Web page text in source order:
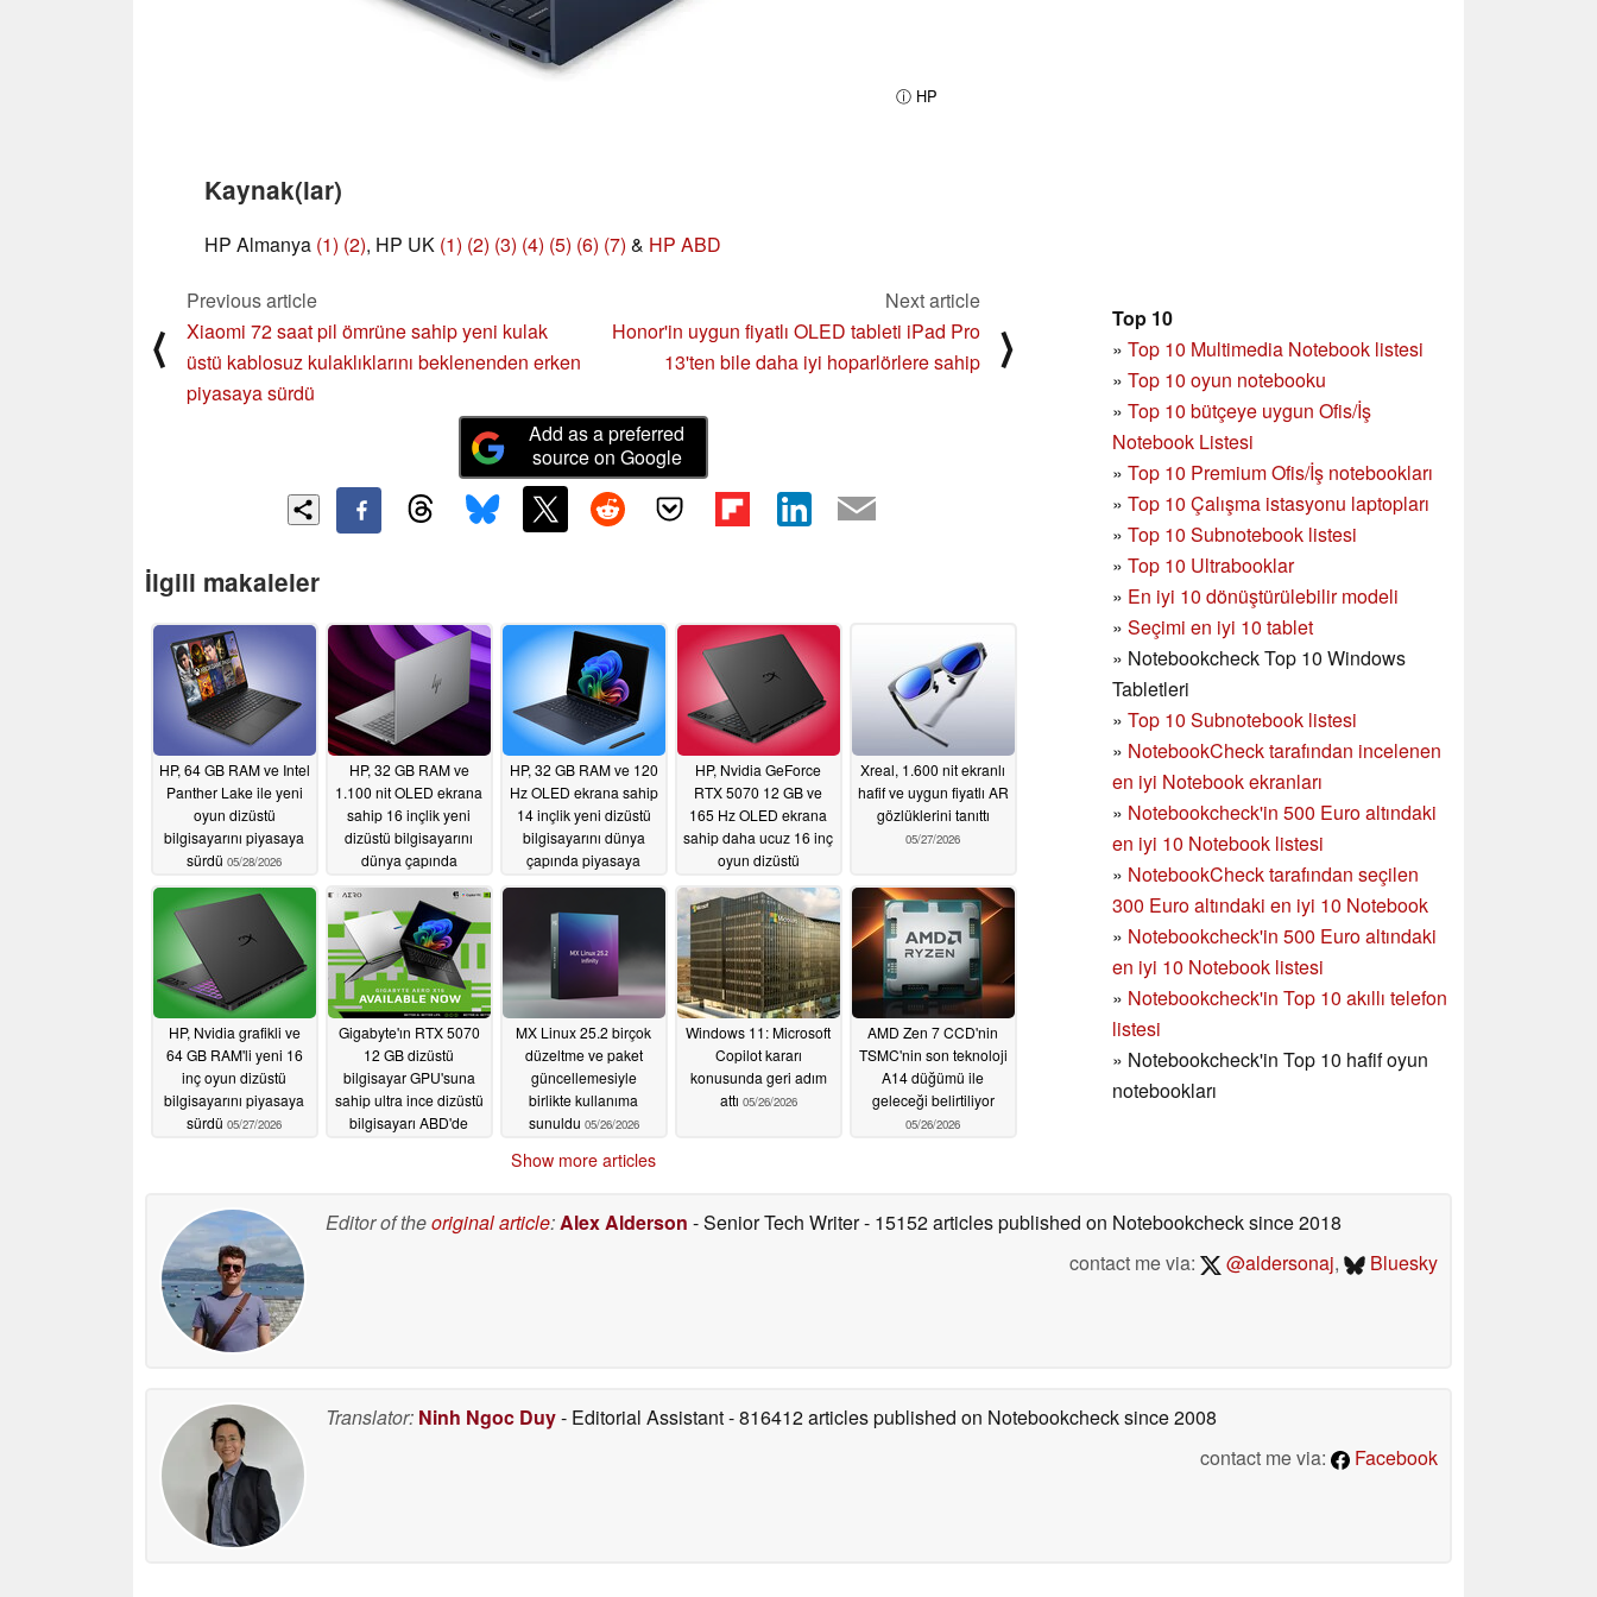
ⓘ HP
Kaynak(lar)
HP Almanya (1) (2), HP UK (1) (2) (3) (4) (5) (6) (7) & HP ABD
Top 10
» Top 10 Multimedia Notebook listesi
» Top 10 oyun notebooku
» Top 10 bütçeye uygun Ofis/İş
Notebook Listesi
» Top 10 Premium Ofis/İş notebookları
» Top 10 Çalışma istasyonu laptopları
» Top 10 Subnotebook listesi
» Top 10 Ultrabooklar
» En iyi 10 dönüştürülebilir modeli
» Seçimi en iyi 10 tablet
» Notebookcheck Top 10 Windows
Tabletleri
» Top 10 Subnotebook listesi
» NotebookCheck tarafından incelenen
en iyi Notebook ekranları
» Notebookcheck'in 500 Euro altındaki
en iyi 10 Notebook listesi
» NotebookCheck tarafından seçilen
300 Euro altındaki en iyi 10 Notebook
» Notebookcheck'in 500 Euro altındaki
en iyi 10 Notebook listesi
» Notebookcheck'in Top 10 akıllı telefon
listesi
» Notebookcheck'in Top 10 hafif oyun
notebookları
⟨
Previous article
Xiaomi 72 saat pil ömrüne sahip yeni kulak
üstü kablosuz kulaklıklarını beklenenden erken
piyasaya sürdü
Next article
Honor'in uygun fiyatlı OLED tableti iPad Pro
13'ten bile daha iyi hoparlörlere sahip
⟩
Add as a preferred
source on Google
İlgili makaleler
HP, 64 GB RAM ve Intel
Panther Lake ile yeni
oyun dizüstü
bilgisayarını piyasaya
sürdü 05/28/2026
HP, 32 GB RAM ve
1.100 nit OLED ekrana
sahip 16 inçlik yeni
dizüstü bilgisayarını
dünya çapında
05/27/2026
HP, 32 GB RAM ve 120
Hz OLED ekrana sahip
14 inçlik yeni dizüstü
bilgisayarını dünya
çapında piyasaya
05/27/2026
HP, Nvidia GeForce
RTX 5070 12 GB ve
165 Hz OLED ekrana
sahip daha ucuz 16 inç
oyun dizüstü
sürdü05/27/2026
Xreal, 1.600 nit ekranlı
hafif ve uygun fiyatlı AR
gözlüklerini tanıttı
05/27/2026
HP, Nvidia grafikli ve
64 GB RAM'li yeni 16
inç oyun dizüstü
bilgisayarını piyasaya
sürdü 05/27/2026
Gigabyte'ın RTX 5070
12 GB dizüstü
bilgisayar GPU'suna
sahip ultra ince dizüstü
bilgisayarı ABD'de
MX Linux 25.2 birçok
düzeltme ve paket
güncellemesiyle
birlikte kullanıma
sunuldu 05/26/2026
Windows 11: Microsoft
Copilot kararı
konusunda geri adım
attı 05/26/2026
AMD Zen 7 CCD'nin
TSMC'nin son teknoloji
A14 düğümü ile
geleceği belirtiliyor
05/26/2026
Show more articles
Editor of theoriginal article:Alex Alderson - Senior Tech Writer- 15152 articles published on Notebookchecksince 2018
contact me via:
@aldersonaj, Bluesky
Translator: Ninh Ngoc Duy- Editorial Assistant- 816412 articles published on Notebookchecksince 2008
contact me via:
Facebook